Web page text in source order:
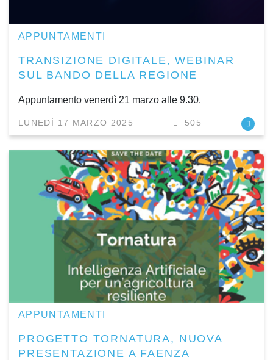
APPUNTAMENTI
TRANSIZIONE DIGITALE, WEBINAR
SUL BANDO DELLA REGIONE
Appuntamento venerdì 21 marzo alle 9.30.
LUNEDÌ 17 MARZO 2025 505
APPUNTAMENTI
PROGETTO TORNATURA, NUOVA
PRESENTAZIONE A FAENZA